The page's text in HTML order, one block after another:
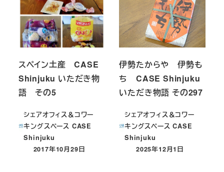
スペイン土産 CASE
Shinjuku いただき物
語 その5
シェアオフィス＆コワー
キングスペース CASE
Shinjuku
投稿日
2017年10月29日
伊勢たからや 伊勢も
ち CASE Shinjuku
いただき物語 その297
シェアオフィス＆コワー
キングスペース CASE
Shinjuku
投稿日
2025年12月1日